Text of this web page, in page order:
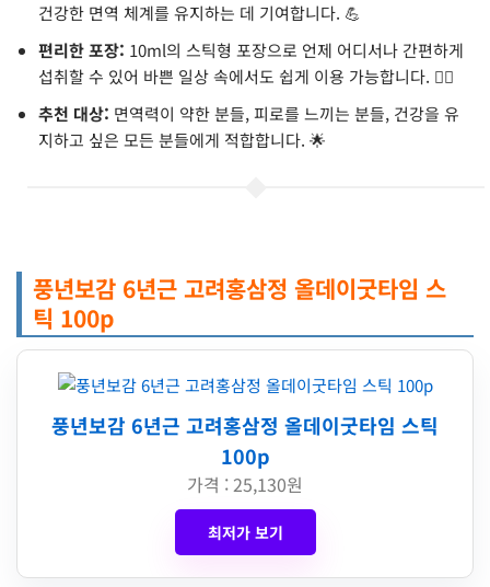
건강한 면역 체계를 유지하는 데 기여합니다. 💪
편리한 포장: 10ml의 스틱형 포장으로 언제 어디서나 간편하게
섭취할 수 있어 바쁜 일상 속에서도 쉽게 이용 가능합니다. 🏃‍♂️
추천 대상: 면역력이 약한 분들, 피로를 느끼는 분들, 건강을 유
지하고 싶은 모든 분들에게 적합합니다. 🌟
풍년보감 6년근 고려홍삼정 올데이굿타임 스
틱 100p
풍년보감 6년근 고려홍삼정 올데이굿타임 스틱
100p
가격 : 25,130원
최저가 보기